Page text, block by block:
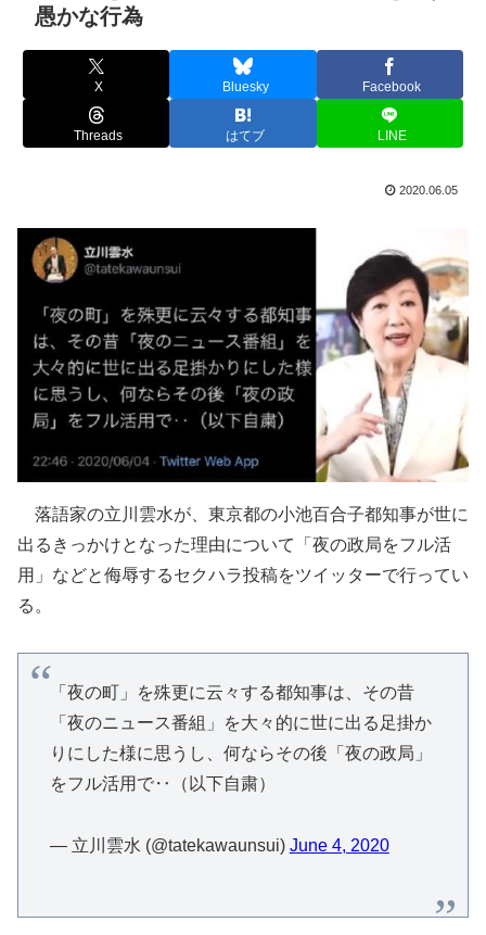
愚かな行為
X Bluesky Facebook
Threads はてブ LINE
2020.06.05
落語家の立川雲水が、東京都の小池百合子都知事が世に
出るきっかけとなった理由について「夜の政局をフル活
用」などと侮辱するセクハラ投稿をツイッターで行ってい
る。
「夜の町」を殊更に云々する都知事は、その昔
「夜のニュース番組」を大々的に世に出る足掛か
りにした様に思うし、何ならその後「夜の政局」
をフル活用で‥（以下自粛）
— 立川雲水 (@tatekawaunsui) June 4, 2020